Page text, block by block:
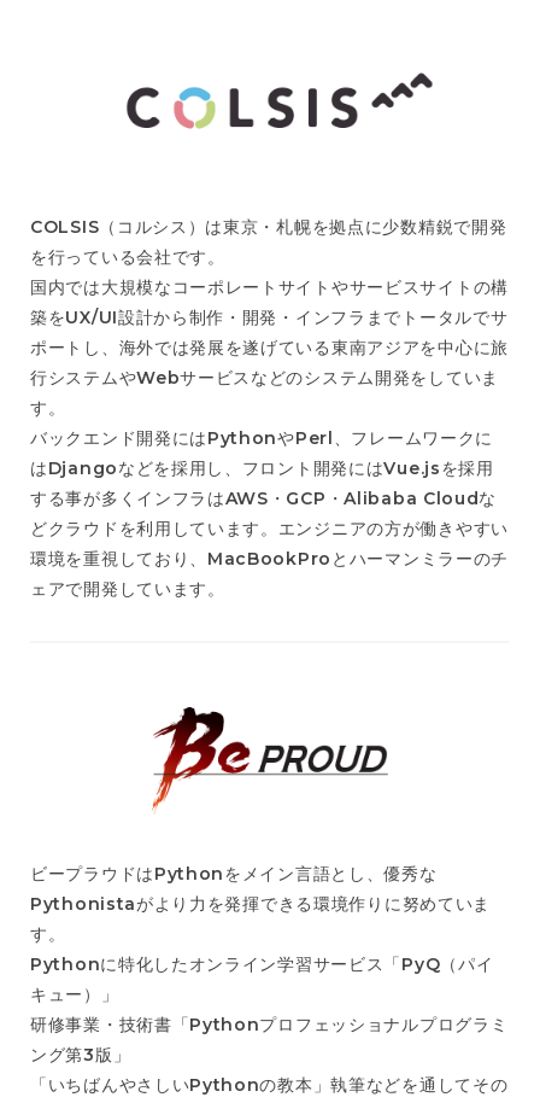
COLSIS（コルシス）は東京・札幌を拠点に少数精鋭で開発
を行っている会社です。
国内では大規模なコーポレートサイトやサービスサイトの構
築をUX/UI設計から制作・開発・インフラまでトータルでサ
ポートし、海外では発展を遂げている東南アジアを中心に旅
行システムやWebサービスなどのシステム開発をしていま
す。
バックエンド開発にはPythonやPerl、フレームワークに
はDjangoなどを採用し、フロント開発にはVue.jsを採用
する事が多くインフラはAWS・GCP・Alibaba Cloudな
どクラウドを利用しています。エンジニアの方が働きやすい
環境を重視しており、MacBookProとハーマンミラーのチ
ェアで開発しています。
ビープラウドはPythonをメイン言語とし、優秀な
Pythonistaがより力を発揮できる環境作りに努めていま
す。
Pythonに特化したオンライン学習サービス「PyQ（パイ
キュー）」
研修事業・技術書「Pythonプロフェッショナルプログラミ
ング第3版」
「いちばんやさしいPythonの教本」執筆などを通してその